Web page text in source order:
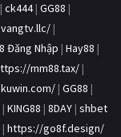
| ck444| GG88 |
|
Đăng Nhập | Hay88 |
mm88.tax/ |
| GG88 |
| KING88 | 8DAY | shbet
| https://go8f.design/